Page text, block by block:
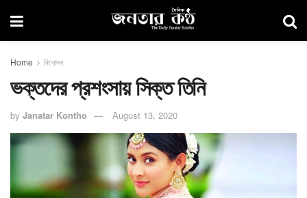
Home বিনোদন
ভক্তদের প্রশংসায় সিক্ত তিনি
by Janatar Kontho August 13, 2020